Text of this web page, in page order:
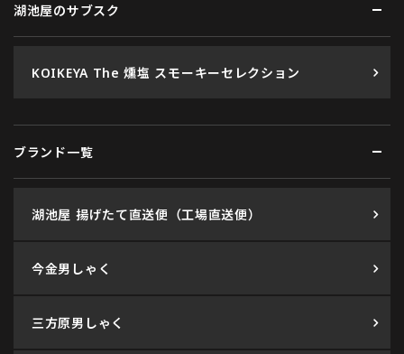
湖池屋のサブスク
KOIKEYA The 燻塩 スモーキーセレクション
ブランド一覧
湖池屋 揚げたて直送便（工場直送便）
今金男しゃく
三方原男しゃく